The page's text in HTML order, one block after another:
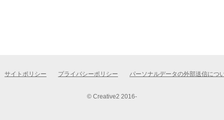
サイトポリシー プライバシーポリシー パーソナルデータの外部送信につ
© Creative2 2016-